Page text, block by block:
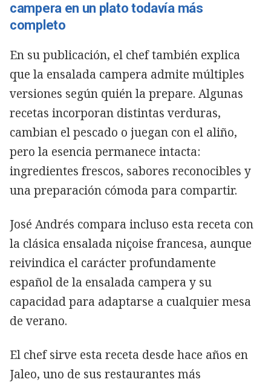
campera en un plato todavía más
completo
En su publicación, el chef también explica
que la ensalada campera admite múltiples
versiones según quién la prepare. Algunas
recetas incorporan distintas verduras,
cambian el pescado o juegan con el aliño,
pero la esencia permanece intacta:
ingredientes frescos, sabores reconocibles y
una preparación cómoda para compartir.
José Andrés compara incluso esta receta con
la clásica ensalada niçoise francesa, aunque
reivindica el carácter profundamente
español de la ensalada campera y su
capacidad para adaptarse a cualquier mesa
de verano.
El chef sirve esta receta desde hace años en
Jaleo, uno de sus restaurantes más